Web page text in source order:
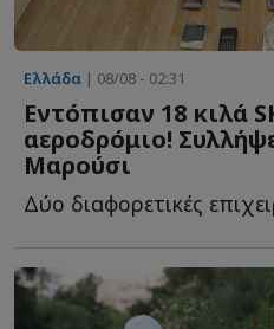
Ελλάδα | 08/08 - 02:31
Εντόπισαν 18 κιλά
αεροδρόμιο!
Μαρούσι